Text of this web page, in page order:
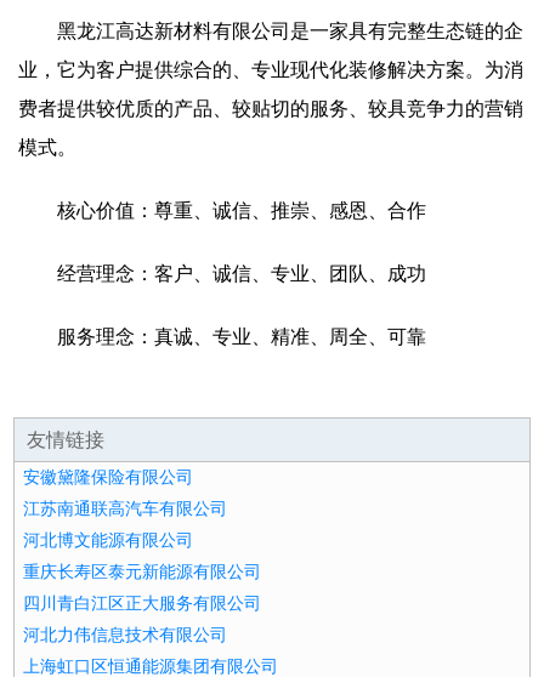
黑龙江高达新材料有限公司是一家具有完整生态链的企
业，它为客户提供综合的、专业现代化装修解决方案。为消
费者提供较优质的产品、较贴切的服务、较具竞争力的营销
模式。
核心价值：尊重、诚信、推崇、感恩、合作
经营理念：客户、诚信、专业、团队、成功
服务理念：真诚、专业、精准、周全、可靠
友情链接
安徽黛隆保险有限公司
江苏南通联高汽车有限公司
河北博文能源有限公司
重庆长寿区泰元新能源有限公司
四川青白江区正大服务有限公司
河北力伟信息技术有限公司
上海虹口区恒通能源集团有限公司